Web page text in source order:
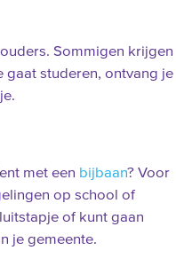
Sommigen krijgen
gaat studeren, ontvang je
met een bijbaan? Voor
op school of
of kunt gaan
je gemeente.